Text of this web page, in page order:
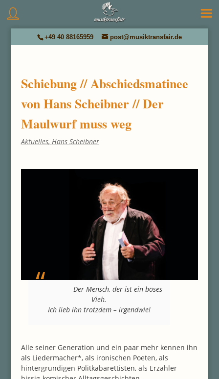
+49 40 88165959 post@musiktransfair.de
Schiebung // Abschiedsmatinee
von Hans Scheibner // Der
Maulwurf muss weg
Aktuelles, Hans Scheibner
Der Mensch, der ist ein böses
Vieh.
Ich lieb ihn trotzdem – irgendwie!
Alle seiner Generation und ein paar mehr kennen ihn
als Liedermacher*, als ironischen Poeten, als
hintergründigen Politkabarettisten, als Erzähler